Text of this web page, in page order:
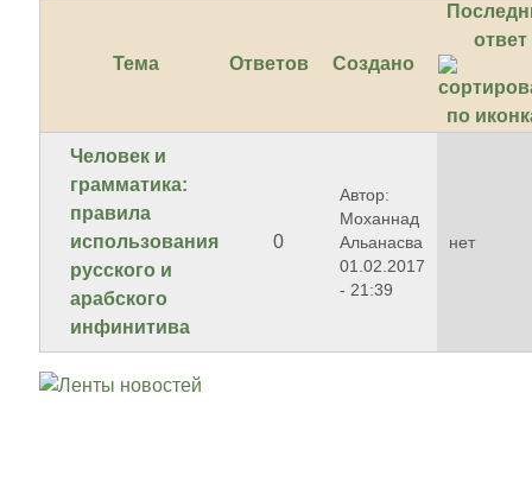
Тема Ответов Создано
ответ
Человек и
грамматика:
правила
использования
русского и
арабского
инфинитива
0
Автор:
Моханнад
Альанасва
01.02.2017
- 21:39
нет